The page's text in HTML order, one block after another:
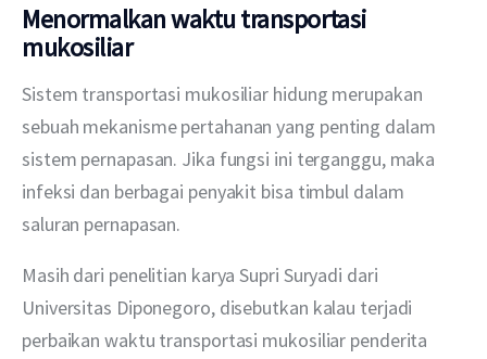
Menormalkan waktu transportasi
mukosiliar
Sistem transportasi mukosiliar hidung merupakan
sebuah mekanisme pertahanan yang penting dalam
sistem pernapasan. Jika fungsi ini terganggu, maka
infeksi dan berbagai penyakit bisa timbul dalam
saluran pernapasan.
Masih dari penelitian karya Supri Suryadi dari
Universitas Diponegoro, disebutkan kalau terjadi
perbaikan waktu transportasi mukosiliar penderita